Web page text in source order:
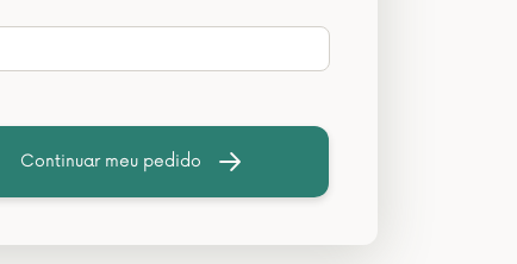
Continuar meu pedido